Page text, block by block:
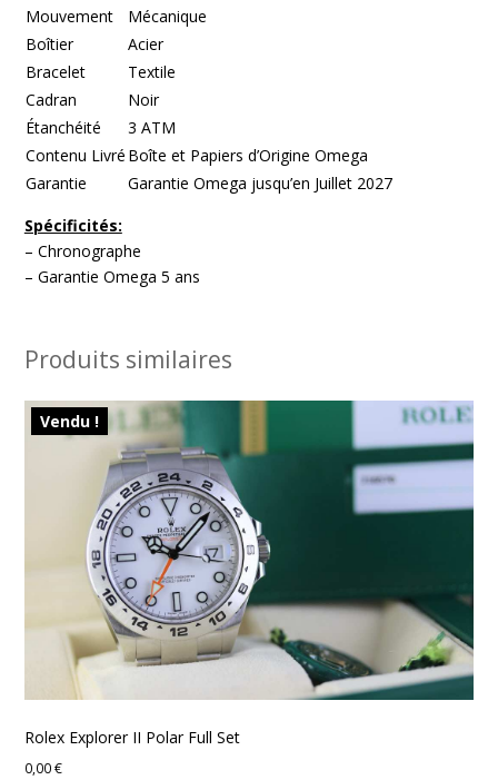
Mouvement
Mécanique
Boîtier
Acier
Bracelet
Textile
Cadran
Noir
Étanchéité
3 ATM
Contenu Livré Boîte et Papiers d’Origine Omega
Garantie
Garantie Omega jusqu’en Juillet 2027
Spécificités:
– Chronographe
– Garantie Omega 5 ans
Produits similaires
Vendu !
Rolex Explorer II Polar Full Set
0,00€